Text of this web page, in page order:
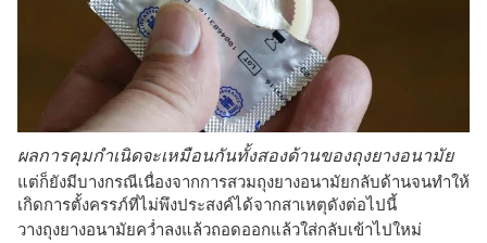
ผลการคุมกำเนิดจะเหมือนกันทั้งสองด้านของถุงยางอนามัย
แต่ก็ยังมีบางกรณีเนื่องจากการสวมถุงยางอนามัยกลับด้านจนทำให้
เกิดการตั้งครรภ์ที่ไม่พึงประสงค์ได้จากสาเหตุดังต่อไปนี้
วางถุงยางอนามัยคว่ำลงแล้วถอดออกแล้วใส่กลับเข้าไปใหม่